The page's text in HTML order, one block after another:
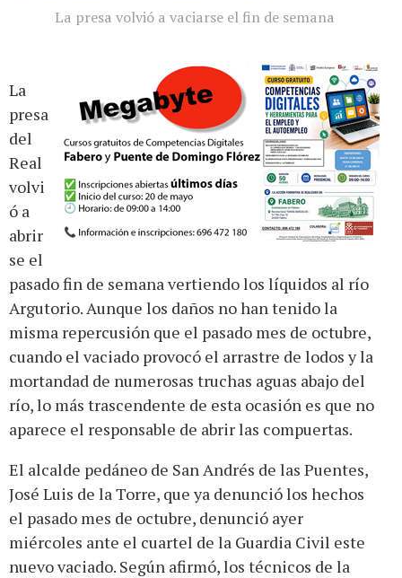
La presa volvió a vaciarse el fin de semana
La
presa
del
Real
volvi
ó a
abrir
se el
pasado fin de semana vertiendo los líquidos al río
Argutorio. Aunque los daños no han tenido la
misma repercusión que el pasado mes de octubre,
cuando el vaciado provocó el arrastre de lodos y la
mortandad de numerosas truchas aguas abajo del
río, lo más trascendente de esta ocasión es que no
aparece el responsable de abrir las compuertas.
El alcalde pedáneo de San Andrés de las Puentes,
José Luis de la Torre, que ya denunció los hechos
el pasado mes de octubre, denunció ayer
miércoles ante el cuartel de la Guardia Civil este
nuevo vaciado. Según afirmó, los técnicos de la